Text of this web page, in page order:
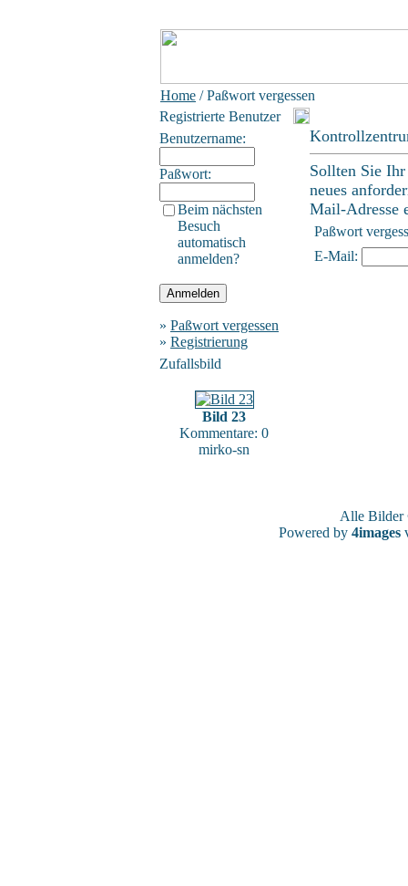
Home / Paßwort vergessen
Registrierte Benutzer
Benutzername:
Paßwort:
Beim nächsten
Besuch
automatisch
anmelden?
» Paßwort vergessen
» Registrierung
Zufallsbild
Bild 23
Kommentare: 0
mirko-sn
Sollten Sie
neues
Mail-Adresse
Paßwort
E-Mail:
Alle
Powered by 4images